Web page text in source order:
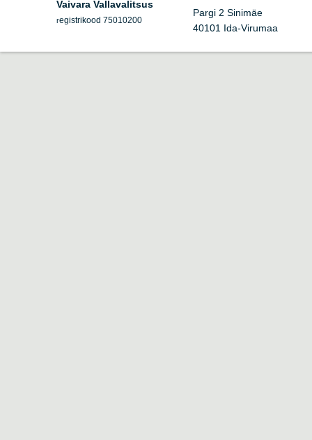
Vaivara Vallavalitsus
registrikood 75010200
Pargi 2 Sinimäe
40101 Ida-Virumaa